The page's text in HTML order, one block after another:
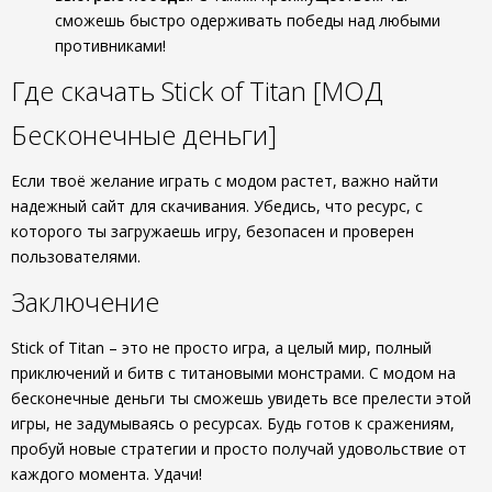
сможешь быстро одерживать победы над любыми
противниками!
Где скачать Stick of Titan [МОД
Бесконечные деньги]
Если твоё желание играть с модом растет, важно найти
надежный сайт для скачивания. Убедись, что ресурс, с
которого ты загружаешь игру, безопасен и проверен
пользователями.
Заключение
Stick of Titan – это не просто игра, а целый мир, полный
приключений и битв с титановыми монстрами. С модом на
бесконечные деньги ты сможешь увидеть все прелести этой
игры, не задумываясь о ресурсах. Будь готов к сражениям,
пробуй новые стратегии и просто получай удовольствие от
каждого момента. Удачи!